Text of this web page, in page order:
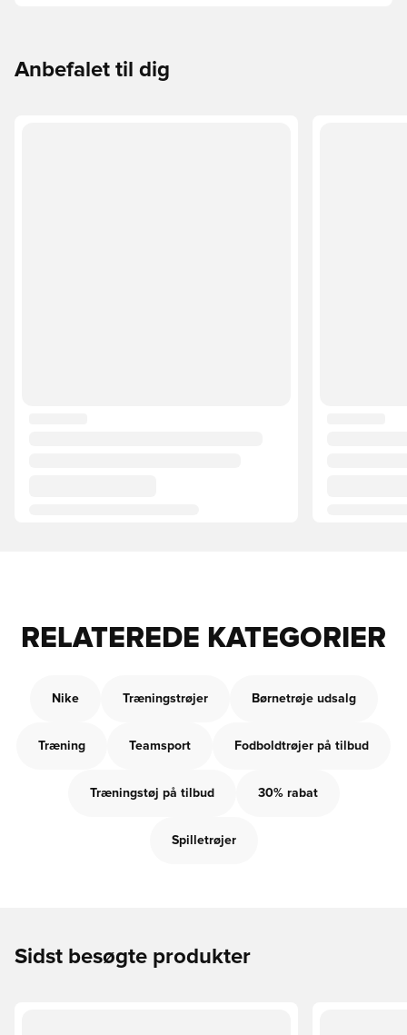
Anbefalet til dig
RELATEREDE KATEGORIER
Nike Træningstrøjer Børnetrøje udsalg
Træning Teamsport Fodboldtrøjer på tilbud
Træningstøj på tilbud 30% rabat
Spilletrøjer
Sidst besøgte produkter